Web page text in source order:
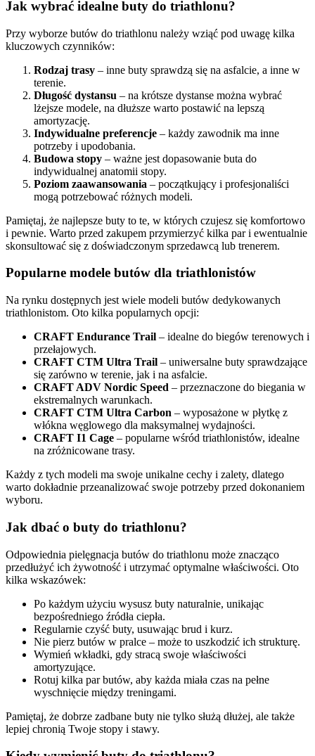
Jak wybrać idealne buty do triathlonu?
Przy wyborze butów do triathlonu należy wziąć pod uwagę kilka
kluczowych czynników:
Rodzaj trasy – inne buty sprawdzą się na asfalcie, a inne w
terenie.
Długość dystansu – na krótsze dystanse można wybrać
lżejsze modele, na dłuższe warto postawić na lepszą
amortyzację.
Indywidualne preferencje – każdy zawodnik ma inne
potrzeby i upodobania.
Budowa stopy – ważne jest dopasowanie buta do
indywidualnej anatomii stopy.
Poziom zaawansowania – początkujący i profesjonaliści
mogą potrzebować różnych modeli.
Pamiętaj, że najlepsze buty to te, w których czujesz się komfortowo
i pewnie. Warto przed zakupem przymierzyć kilka par i ewentualnie
skonsultować się z doświadczonym sprzedawcą lub trenerem.
Popularne modele butów dla triathlonistów
Na rynku dostępnych jest wiele modeli butów dedykowanych
triathlonistom. Oto kilka popularnych opcji:
CRAFT Endurance Trail – idealne do biegów terenowych i
przełajowych.
CRAFT CTM Ultra Trail – uniwersalne buty sprawdzające
się zarówno w terenie, jak i na asfalcie.
CRAFT ADV Nordic Speed – przeznaczone do biegania w
ekstremalnych warunkach.
CRAFT CTM Ultra Carbon – wyposażone w płytkę z
włókna węglowego dla maksymalnej wydajności.
CRAFT I1 Cage – popularne wśród triathlonistów, idealne
na zróżnicowane trasy.
Każdy z tych modeli ma swoje unikalne cechy i zalety, dlatego
warto dokładnie przeanalizować swoje potrzeby przed dokonaniem
wyboru.
Jak dbać o buty do triathlonu?
Odpowiednia pielęgnacja butów do triathlonu może znacząco
przedłużyć ich żywotność i utrzymać optymalne właściwości. Oto
kilka wskazówek:
Po każdym użyciu wysusz buty naturalnie, unikając
bezpośredniego źródła ciepła.
Regularnie czyść buty, usuwając brud i kurz.
Nie pierz butów w pralce – może to uszkodzić ich strukturę.
Wymień wkładki, gdy stracą swoje właściwości
amortyzujące.
Rotuj kilka par butów, aby każda miała czas na pełne
wyschnięcie między treningami.
Pamiętaj, że dobrze zadbane buty nie tylko służą dłużej, ale także
lepiej chronią Twoje stopy i stawy.